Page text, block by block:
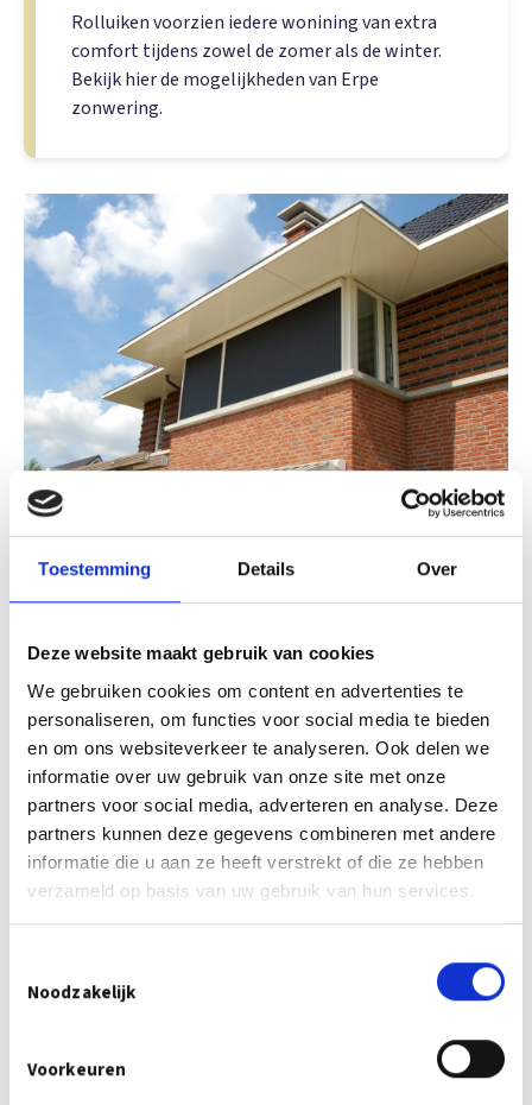
Toestemming Details Over
Deze website maakt gebruik van cookies
We gebruiken cookies om content en advertenties te
personaliseren, om functies voor social media te bieden
en om ons websiteverkeer te analyseren. Ook delen we
informatie over uw gebruik van onze site met onze
partners voor social media, adverteren en analyse. Deze
partners kunnen deze gegevens combineren met andere
informatie die u aan ze heeft verstrekt of die ze hebben
verzameld op basis van uw gebruik van hun services.
Noodzakelijk
Voorkeuren
Rolluiken voorzien iedere wonining van extra
comfort tijdens zowel de zomer als de winter.
Bekijk hier de mogelijkheden van Erpe
zonwering.
RITSSCREEN
Lees hier meer over de Verano Ritzscreens bij
optimaal comfort.
UITVALSCHERMEN